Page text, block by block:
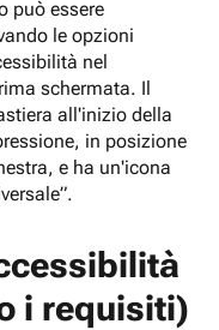
può essere
le opzioni
nel
schermata. Il
all'inizio della
in posizione
e ha un'icona
i requisiti)